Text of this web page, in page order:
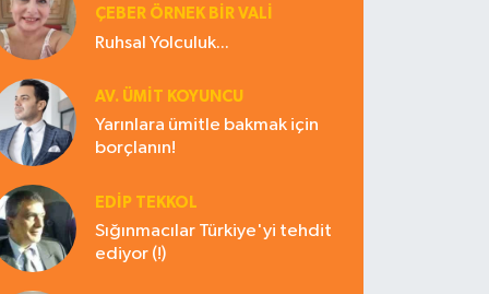
ÇEBER ÖRNEK BİR VALİ
Ruhsal Yolculuk...
AV. ÜMIT KOYUNCU
Yarınlara ümitle bakmak için
borçlanın!
EDIP TEKKOL
Sığınmacılar Türkiye'yi tehdit
ediyor (!)